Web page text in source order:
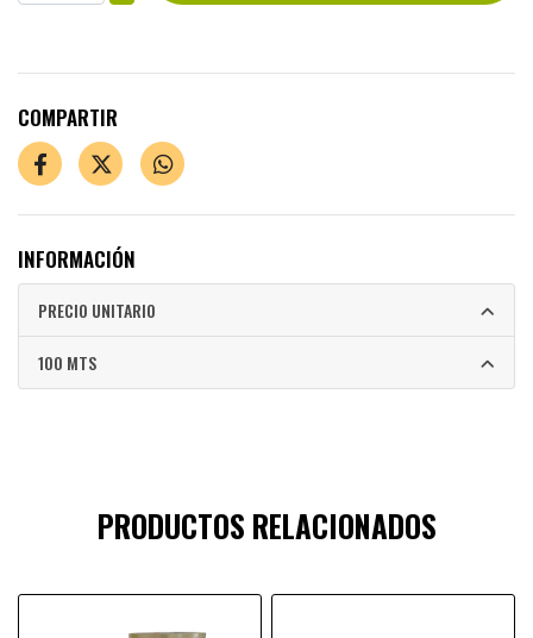
COMPARTIR
INFORMACIÓN
PRECIO UNITARIO
100 MTS
PRODUCTOS RELACIONADOS